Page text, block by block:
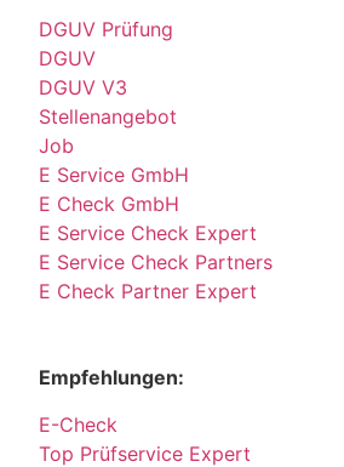
DGUV Prüfung
DGUV
DGUV V3
Stellenangebot
Job
E Service GmbH
E Check GmbH
E Service Check Expert
E Service Check Partners
E Check Partner Expert
Empfehlungen:
E-Check
Top Prüfservice Expert